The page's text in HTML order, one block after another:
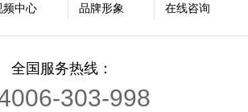
频中心 品牌形象 在线咨询
全国服务热线：
303-998